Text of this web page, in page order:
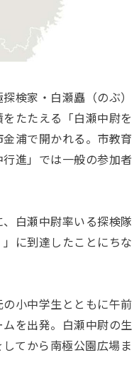
検家・白瀬矗（のぶ）
をたたえる「白瀬中尉を
浦で開かれる。市教育
進」では一般の参加者
白瀬中尉率いる探検隊
に到達したことにちな
小中学生とともに午前
を出発。白瀬中尉の生
てから南極公園広場ま